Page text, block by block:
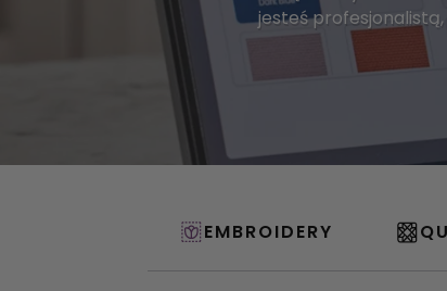
jesteś profesjonalistą,
EMBROIDERY